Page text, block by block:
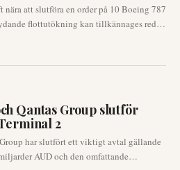
att slutföra en order på 10 Boeing 787
flottutökning kan tillkännages redan
enligt industrikällor citerade av
nätverkstillväxt.
Qantas Group slutför
2
har slutfört ett viktigt avtal gällande
AUD och den omfattande